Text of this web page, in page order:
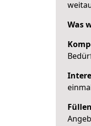
Was